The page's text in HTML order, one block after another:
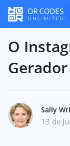
O
Sally
13 de